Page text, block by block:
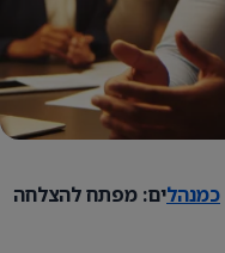
כמנהלים: מפתח להצלחה